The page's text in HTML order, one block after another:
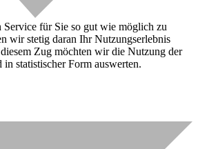
Service für Sie so gut wie möglich zu
wir stetig daran Ihr Nutzungserlebnis
Zug möchten wir die Nutzung der
in statistischer Form auswerten.